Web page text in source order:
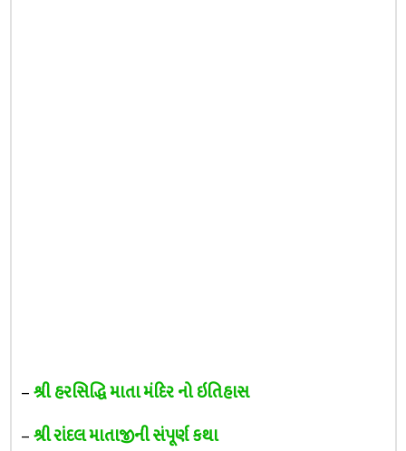
–શ્રી હરસિદ્ધિ માતા મંદિર નો ઇતિહાસ
–શ્રી રાંદલ માતાજીની સંપૂર્ણ કથા